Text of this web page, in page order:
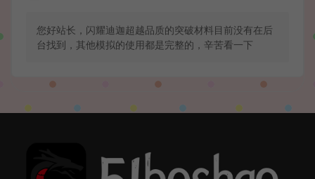
您好站长，闪耀迪迦超越品质的突破材料目前没有在后
台找到，其他模拟的使用都是完整的，辛苦看一下